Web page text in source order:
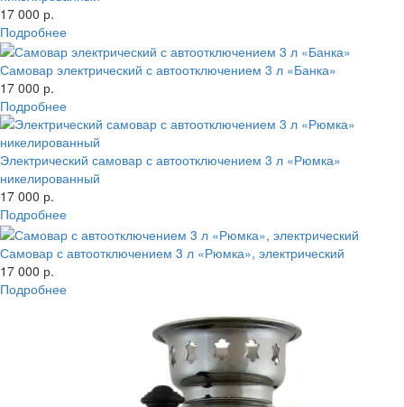
17 000 р.
Подробнее
Самовар электрический с автоотключением 3 л «Банка»
17 000 р.
Подробнее
Электрический самовар с автоотключением 3 л «Рюмка»
никелированный
17 000 р.
Подробнее
Самовар с автоотключением 3 л «Рюмка», электрический
17 000 р.
Подробнее